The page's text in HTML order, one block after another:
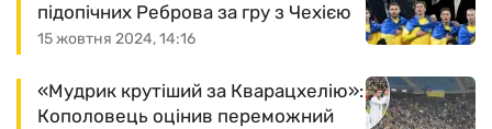
15 жовтня 2024, 14:16
підопічних Реброва за гру з Чехією
«Мудрик крутіший за Кварацхелію»:
Кополовець оцінив переможний